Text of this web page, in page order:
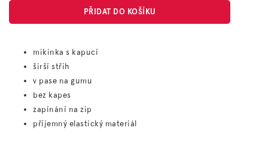
PŘIDAT DO KOŠÍKU
mikinka s kapucí
širší střih
v pase na gumu
bez kapes
zapínání na zip
příjemný elastický materiál